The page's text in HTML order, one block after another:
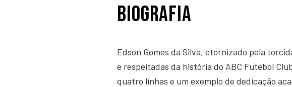
BIOGRAFIA
Edson Gomes da Silva, eternizado pela
e respeitadas da história do ABC Futebol
quatro linhas e um exemplo de dedicação